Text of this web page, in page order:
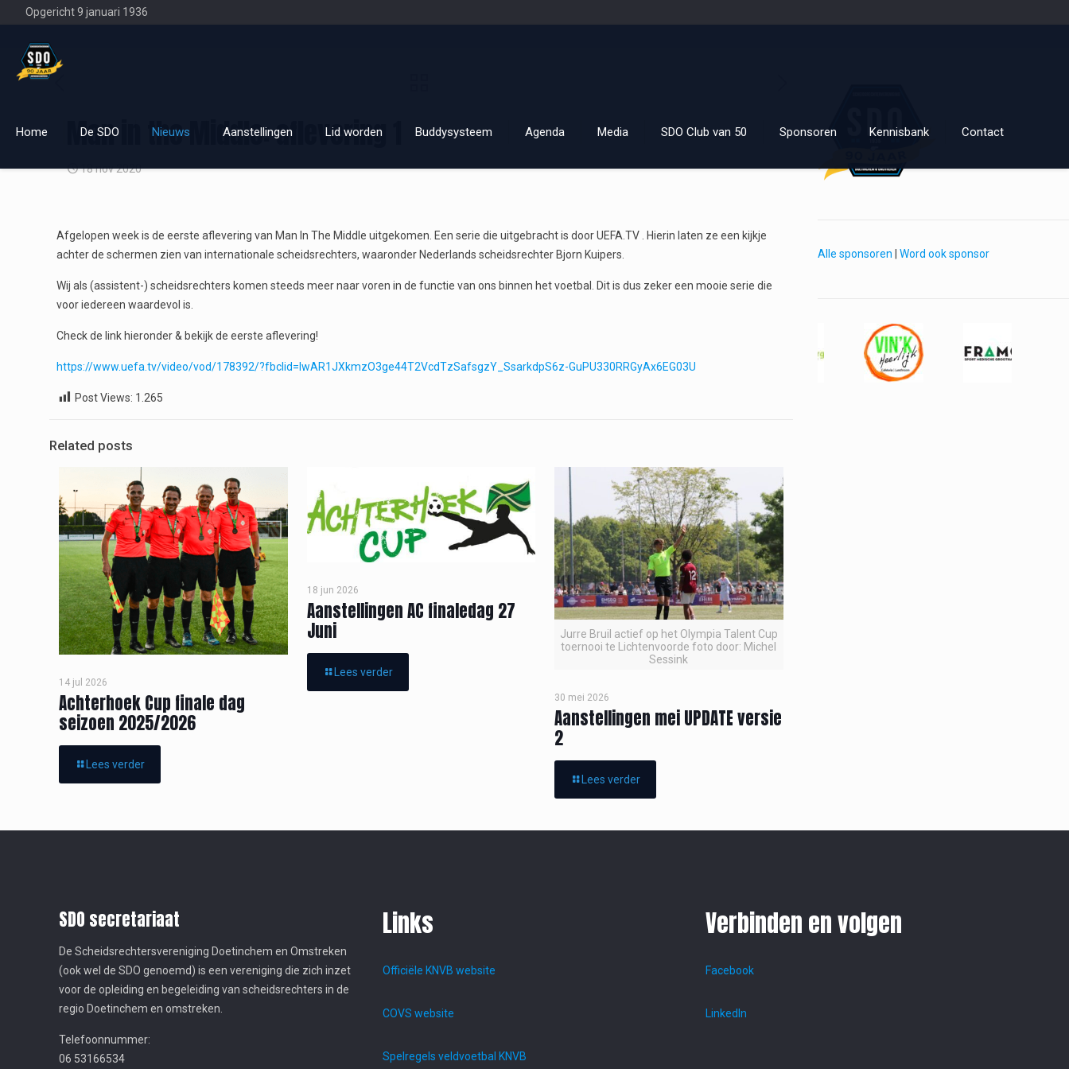
Opgericht 9 januari 1936
Home De SDO Nieuws Aanstellingen Lid worden Buddysysteem Agenda Media SDO Club van 50 Sponsoren Kennisbank Contact
Man in the Middle: aflevering 1
18 nov 2020
Afgelopen week is de eerste aflevering van Man In The Middle uitgekomen. Een serie die uitgebracht is door UEFA.TV . Hierin laten ze een kijkje
achter de schermen zien van internationale scheidsrechters, waaronder Nederlands scheidsrechter Bjorn Kuipers.
Wij als (assistent-) scheidsrechters komen steeds meer naar voren in de functie van ons binnen het voetbal. Dit is dus zeker een mooie serie die
voor iedereen waardevol is.
Check de link hieronder & bekijk de eerste aflevering!
https://www.uefa.tv/video/vod/178392/?fbclid=IwAR1JXkmzO3ge44T2VcdTzSafsgzY_SsarkdpS6z-GuPU330RRGyAx6EG03U
Post Views: 1.265
Related posts
14 jul 2026
Achterhoek Cup finale dag
seizoen 2025/2026
Lees verder
18 jun 2026
Aanstellingen AC finaledag 27
Juni
Lees verder
Jurre Bruil actief op het Olympia Talent Cup
toernooi te Lichtenvoorde foto door: Michel
Sessink
30 mei 2026
Aanstellingen mei UPDATE versie
2
Lees verder
Alle sponsoren Word ook sponsor
SDO secretariaat
De Scheidsrechtersvereniging Doetinchem en Omstreken
(ook wel de SDO genoemd) is een vereniging die zich inzet
voor de opleiding en begeleiding van scheidsrechters in de
regio Doetinchem en omstreken.
Telefoonnummer:
06 53166534
Links
Officiële KNVB website
COVS website
Spelregels veldvoetbal KNVB
Verbinden en volgen
Facebook
LinkedIn